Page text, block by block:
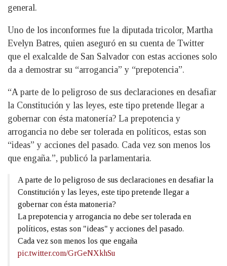
general.
Uno de los inconformes fue la diputada tricolor, Martha
Evelyn Batres, quien aseguró en su cuenta de Twitter
que el exalcalde de San Salvador con estas acciones solo
da a demostrar su “arrogancia” y “prepotencia”.
“A parte de lo peligroso de sus declaraciones en desafiar
la Constitución y las leyes, este tipo pretende llegar a
gobernar con ésta matonería? La prepotencia y
arrogancia no debe ser tolerada en políticos, estas son
“ideas” y acciones del pasado. Cada vez son menos los
que engaña.”, publicó la parlamentaria.
A parte de lo peligroso de sus declaraciones en desafiar la
Constitución y las leyes, este tipo pretende llegar a
gobernar con ésta matoneria?
La prepotencia y arrogancia no debe ser tolerada en
políticos, estas son "ideas" y acciones del pasado.
Cada vez son menos los que engaña
pic.twitter.com/GrGeNXkhSu